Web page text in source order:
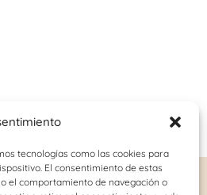
tecnologías como las cookies para
El consentimiento de estas
el comportamiento de navegación o